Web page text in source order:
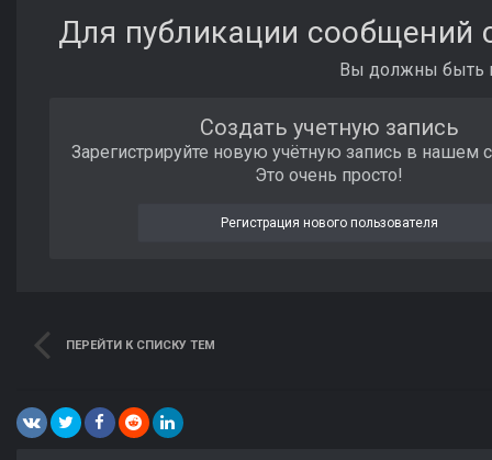
Для публикации сообщений
Вы должны быть
Создать учетную запись
Зарегистрируйте новую учётную запись в нашем
Это очень просто!
Регистрация нового пользователя
ПЕРЕЙТИ К СПИСКУ ТЕМ